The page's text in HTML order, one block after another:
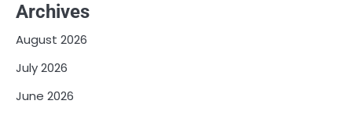
Archives
August 2026
July 2026
June 2026